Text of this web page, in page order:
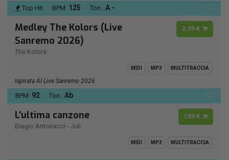
Top Hit BPM: 125 Ton.: A -
Medley The Kolors (Live
Sanremo 2026)
The Kolors
2,99 €
MIDI MP3 MULTITRACCIA
Ispirata Al Live Sanremo 2026
BPM: 92 Ton.: Ab
L'ultima canzone
Biagio Antonacci - Juli
1,89 €
MIDI MP3 MULTITRACCIA